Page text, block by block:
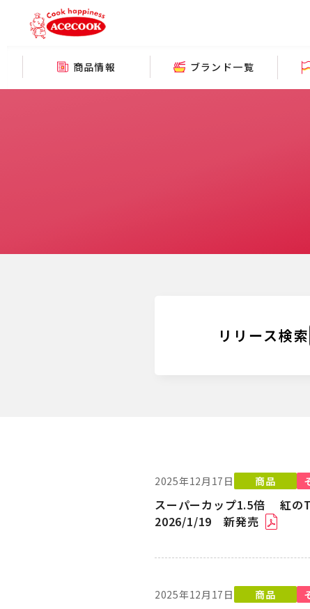
商品情報 ブランド一覧
リリース検索
2025年12月17日 商品
スーパーカップ1.5倍 紅の
2026/1/19 新発売
2025年12月17日 商品